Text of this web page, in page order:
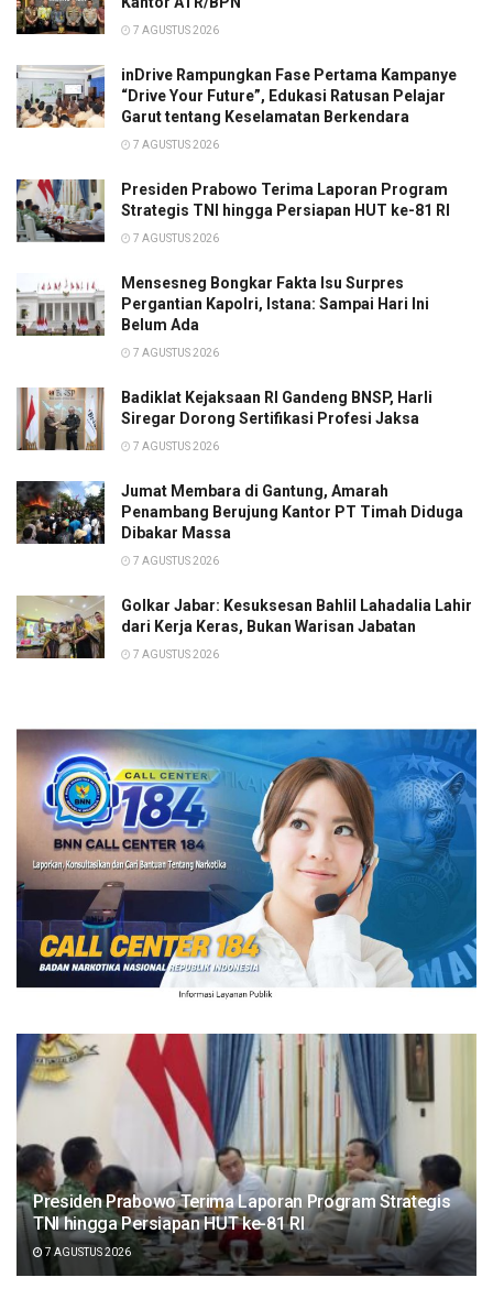
7 AGUSTUS 2026
inDrive Rampungkan Fase Pertama Kampanye
“Drive Your Future”, Edukasi Ratusan Pelajar
Garut tentang Keselamatan Berkendara
7 AGUSTUS 2026
Presiden Prabowo Terima Laporan Program
Strategis TNI hingga Persiapan HUT ke-81 RI
7 AGUSTUS 2026
Mensesneg Bongkar Fakta Isu Surpres
Pergantian Kapolri, Istana: Sampai Hari Ini
Belum Ada
7 AGUSTUS 2026
Badiklat Kejaksaan RI Gandeng BNSP, Harli
Siregar Dorong Sertifikasi Profesi Jaksa
7 AGUSTUS 2026
Jumat Membara di Gantung, Amarah
Penambang Berujung Kantor PT Timah Diduga
Dibakar Massa
7 AGUSTUS 2026
Golkar Jabar: Kesuksesan Bahlil Lahadalia Lahir
dari Kerja Keras, Bukan Warisan Jabatan
7 AGUSTUS 2026
Presiden Prabowo Terima Laporan Program Strategis
TNI hingga Persiapan HUT ke-81 RI
7 AGUSTUS 2026